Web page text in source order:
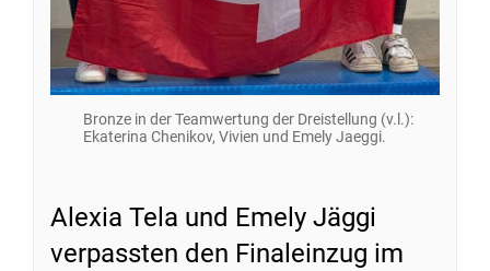
Bronze in der Teamwertung der Dreistellung (v.l.):
Ekaterina Chenikov, Vivien und Emely Jaeggi.
Alexia Tela und Emely Jäggi
verpassten den Finaleinzug im